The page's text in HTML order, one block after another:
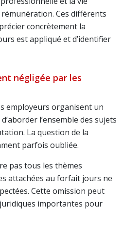
Ces différents
concrètement la
est appliqué et d’identifier
négligée par les
employeurs organisent un
l’ensemble des sujets
La question de la
parfois oubliée.
pas tous les thèmes
attachées au forfait jours ne
Cette omission peut
importantes pour